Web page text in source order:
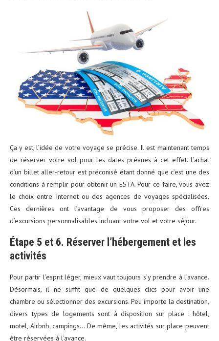
Ça y est, l’idée de votre voyage se précise. Il est maintenant temps
de réserver votre vol pour les dates prévues à cet effet. L’achat
d’un billet aller-retour est préconisé étant donné que c’est une des
conditions à remplir pour obtenir un ESTA. Pour ce faire, vous avez
le choix entre Internet ou des agences de voyages spécialisées.
Ces dernières ont l’avantage de vous proposer des offres
d’excursions personnalisables incluant votre vol et votre séjour.
Étape 5 et 6. Réserver l’hébergement et les
activités
Pour partir l’esprit léger, mieux vaut toujours s’y prendre à l’avance.
Désormais, il ne suffit que de quelques clics pour avoir une
chambre ou sélectionner des excursions. Peu importe la destination,
divers types de logements sont à disposition sur place : hôtel,
motel, Airbnb, campings… De même, les activités sur place peuvent
être réservées à l’avance.